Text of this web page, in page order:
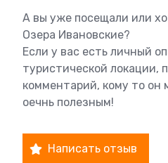
А вы уже посещали или
Озера Ивановские?
Если у вас есть личный
туристической локации,
комментарий, кому то он
оечнь полезным!
Написать отзыв